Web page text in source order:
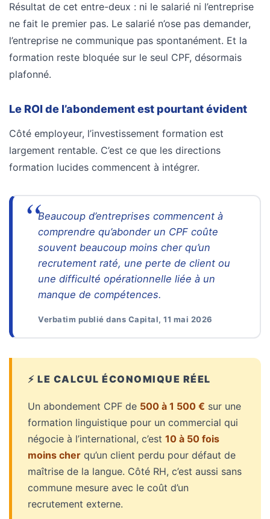
Résultat de cet entre-deux : ni le salarié ni l’entreprise
ne fait le premier pas. Le salarié n’ose pas demander,
l’entreprise ne communique pas spontanément. Et la
formation reste bloquée sur le seul CPF, désormais
plafonné.
Le ROI de l’abondement est pourtant évident
Côté employeur, l’investissement formation est
largement rentable. C’est ce que les directions
formation lucides commencent à intégrer.
Beaucoup d’entreprises commencent à
comprendre qu’abonder un CPF coûte
souvent beaucoup moins cher qu’un
recrutement raté, une perte de client ou
une difficulté opérationnelle liée à un
manque de compétences.
Verbatim publié dans Capital, 11 mai 2026
⚡ LE CALCUL ÉCONOMIQUE RÉEL
Un abondement CPF de 500 à 1 500 € sur une
formation linguistique pour un commercial qui
négocie à l’international, c’est 10 à 50 fois
moins cher qu’un client perdu pour défaut de
maîtrise de la langue. Côté RH, c’est aussi sans
commune mesure avec le coût d’un
recrutement externe.